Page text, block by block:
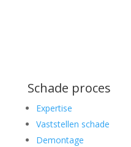
Schade proces
Expertise
Vaststellen schade
Demontage